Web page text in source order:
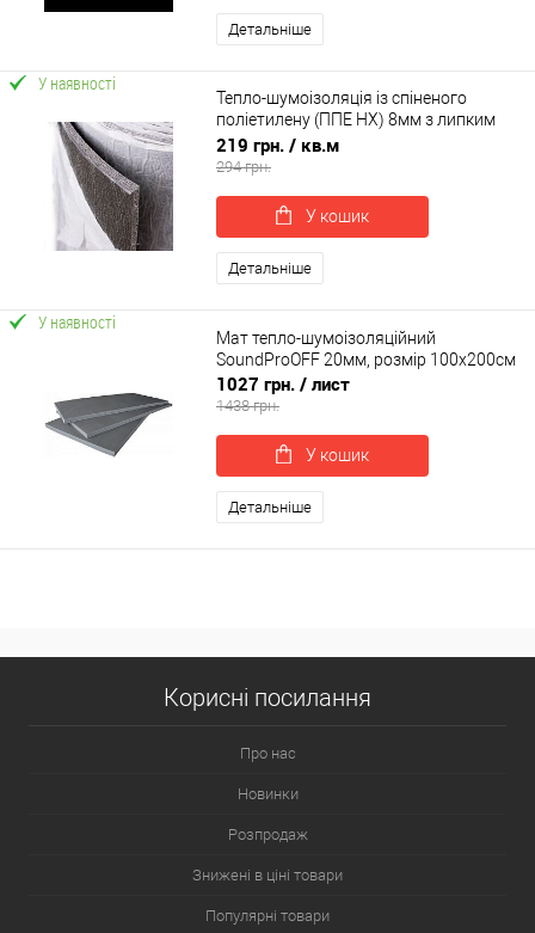
Детальніше
У наявності
Тепло-шумоізоляція із спіненого
поліетилену (ППЕ НХ) 8мм з липким
шаром
219 грн. / кв.м
294 грн.
У кошик
Детальніше
У наявності
Мат тепло-шумоізоляційний
SoundProOFF 20мм, розмір 100х200см
1027 грн. / лист
1438 грн.
У кошик
Детальніше
Корисні посилання
Про нас
Новинки
Розпродаж
Знижені в ціні товари
Популярні товари